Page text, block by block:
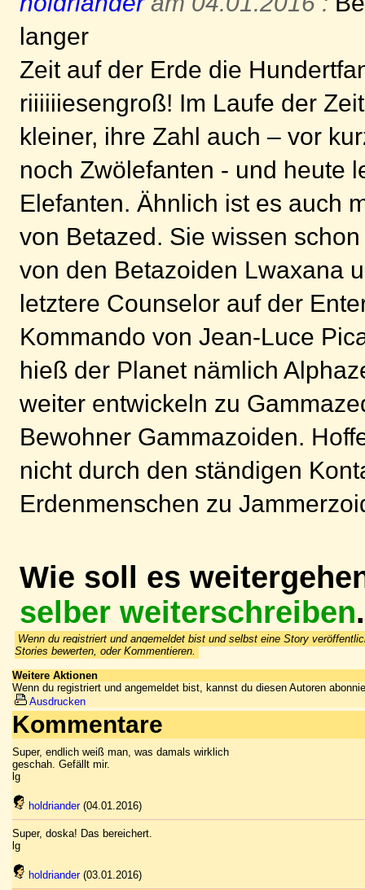
langer
Zeit auf der Erde die
riiiiiiesengroß! Im Laufe der
kleiner, ihre Zahl auch – vor
noch Zwölefanten - und heute
Elefanten. Ähnlich ist es auch
von Betazed. Sie wissen
von den Betazoiden Lwaxana
letztere Counselor auf der
Kommando von Jean-Luce
hieß der Planet nämlich
weiter entwickeln zu
Bewohner Gammazoiden.
nicht durch den ständigen
Erdenmenschen zu
Wie soll es
selber weiterschreiben.
Wenn du registriert und angemeldet bist und selbst eine Story
Stories bewerten, oder Kommentieren.
Weitere Aktionen
Wenn du registriert und angemeldet bist, kannst du diesen Autoren
Ausdrucken
Kommentare
Super, endlich weiß man, was damals wirklich
geschah. Gefällt mir.
lg
holdriander(04.01.2016)
Super, doska! Das bereichert.
lg
holdriander(03.01.2016)